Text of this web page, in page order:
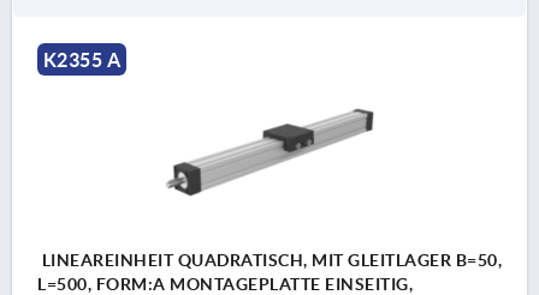
K2355 A
LINEAREINHEIT QUADRATISCH, MIT GLEITLAGER B=50,
L=500, FORM:A MONTAGEPLATTE EINSEITIG,